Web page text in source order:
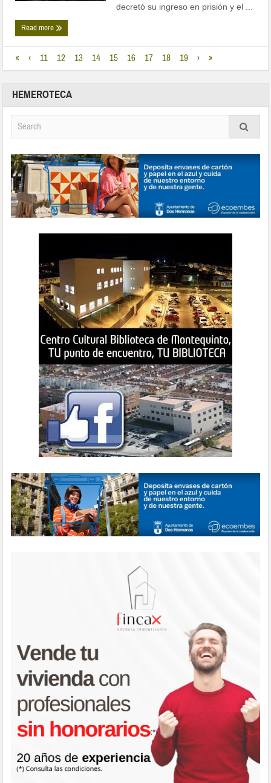
decretó su ingreso en prisión y el ...
Read more
« ‹ 11 12 13 14 15 16 17 18 19 › »
HEMEROTECA